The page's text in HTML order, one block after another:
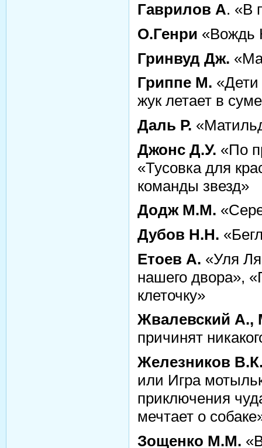
Гаврилов А. «В
О.Генри «Вождь
Гринвуд Дж.
Гриппе М.
жук летает в
Даль Р.
Джонс Д.У. «По
«Тусовка для
команды звезд»
Додж М.М.
Дубов Н.Н.
Етоев А. «Уля
нашего двора»,
клеточку»
Жвалевский А.,
причинят
Железников
или Игра
приключения
мечтает о
Зощенко М.М.